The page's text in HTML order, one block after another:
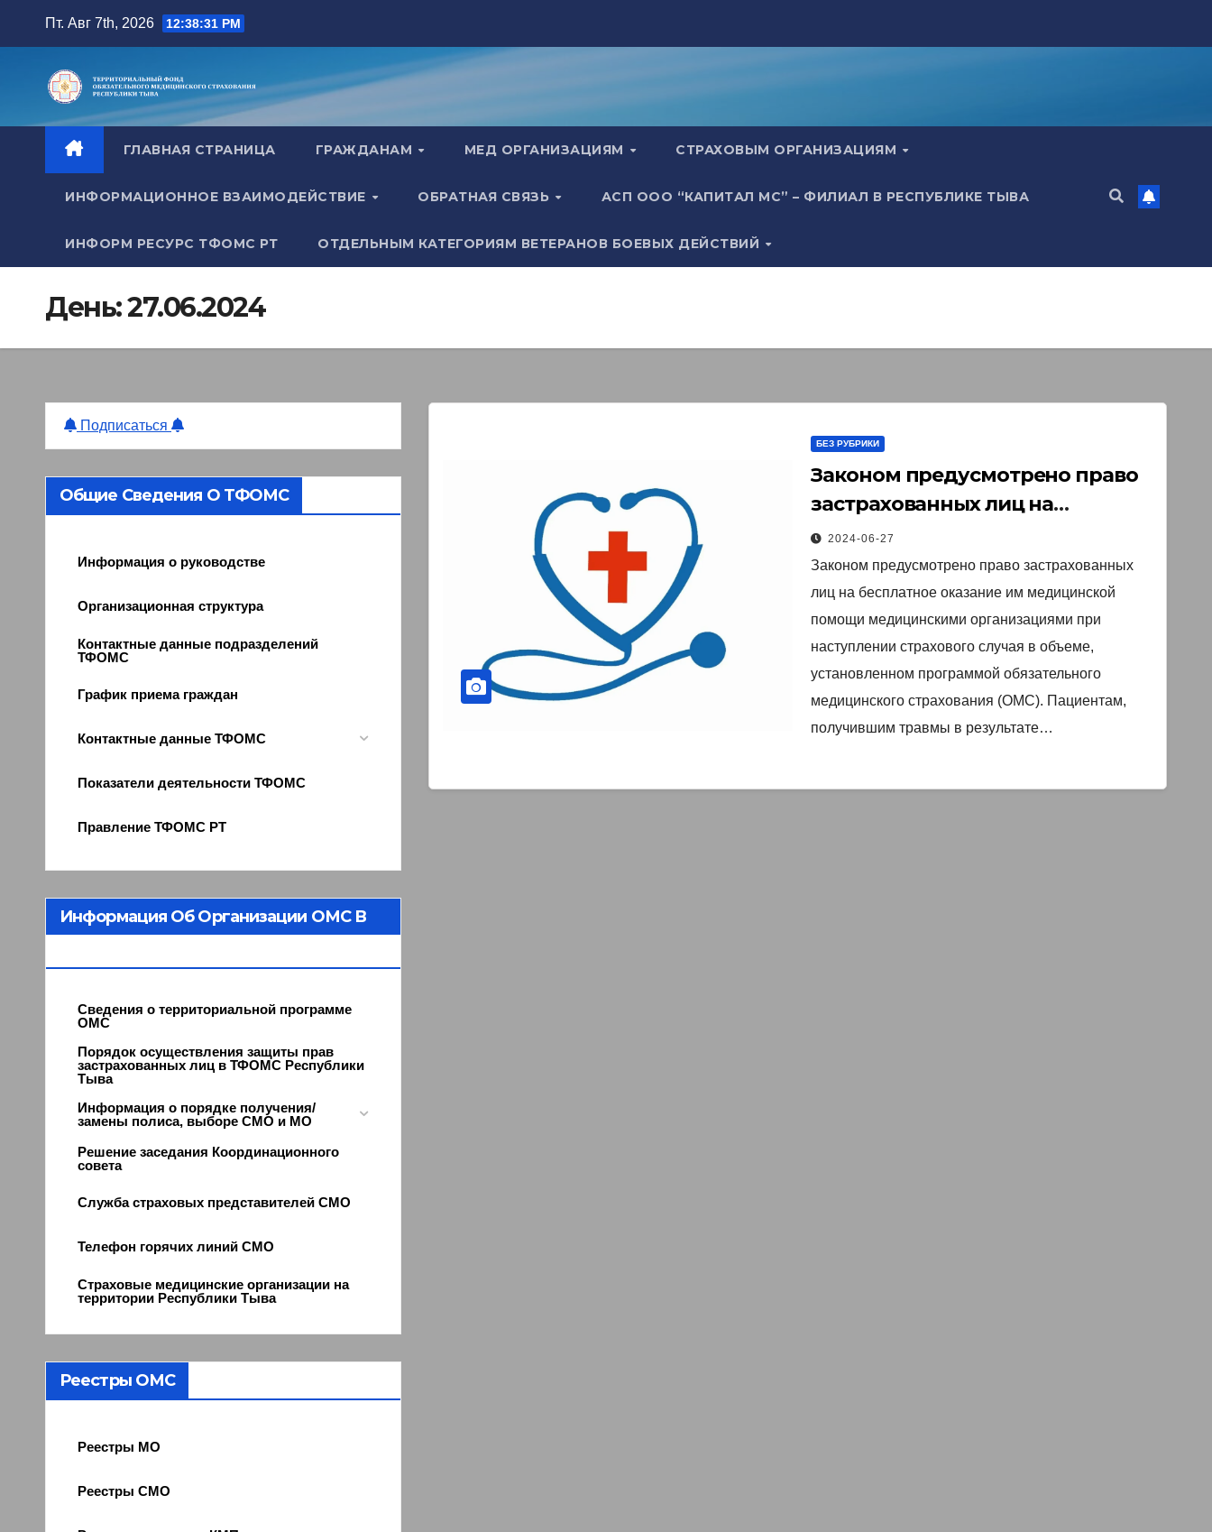
содержимому
Пт. Авг 7th, 2026 12:38:32 PM
ГЛАВНАЯ СТРАНИЦА ГРАЖДАНАМ МЕД ОРГАНИЗАЦИЯМ СТРАХОВЫМ ОРГАНИЗАЦИЯМ
ИНФОРМАЦИОННОЕ ВЗАИМОДЕЙСТВИЕ ОБРАТНАЯ СВЯЗЬ АСП ООО “КАПИТАЛ МС” – ФИЛИАЛ В РЕСПУБЛИКЕ ТЫВА
ИНФОРМ РЕСУРС ТФОМС РТ ОТДЕЛЬНЫМ КАТЕГОРИЯМ ВЕТЕРАНОВ БОЕВЫХ ДЕЙСТВИЙ
День:27.06.2024
Подписаться
Общие Сведения О ТФОМС
Информация о руководстве
Организационная структура
Контактные данные подразделений
ТФОМС
График приема граждан
Контактные данные ТФОМС
Показатели деятельности ТФОМС
Правление ТФОМС РТ
Информация Об Организации ОМС В
Сведения о территориальной программе
ОМС
Порядок осуществления защиты прав
застрахованных лиц в ТФОМС Республики
Тыва
Информация о порядке получения/
замены полиса, выборе СМО и МО
Решение заседания Координационного
совета
Служба страховых представителей СМО
Телефон горячих линий СМО
Страховые медицинские организации на
территории Республики Тыва
Реестры ОМС
Реестры МО
Реестры СМО
БЕЗ РУБРИКИ
Законом предусмотрено право
застрахованных лиц на
бесплатное оказание им
медицинской помощи
медицинскими организациями
при наступлении страхового
случая в объеме, установленном
программой обязательного
медицинского страхования
(ОМС).
2024-06-27
Законом предусмотрено право застрахованных
лиц на бесплатное оказание им медицинской
помощи медицинскими организациями при
наступлении страхового случая в объеме,
установленном программой обязательного
медицинского страхования (ОМС). Пациентам,
получившим травмы в результате…